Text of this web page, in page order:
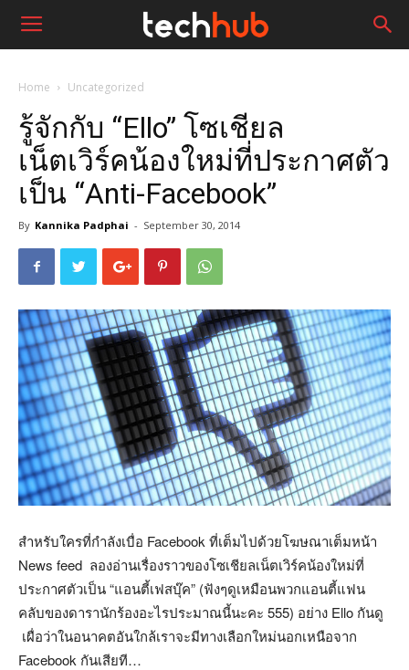
Home Uncategorized
รู้จักกับ “Ello” โซเชียล
เน็ตเวิร์คน้องใหม่ที่ประกาศตัว
เป็น “Anti-Facebook”
By Kannika Padphai - September 30, 2014
สำหรับใครที่กำลังเบื่อ Facebook ที่เต็มไปด้วยโฆษณาเต็มหน้า
News feed ลองอ่านเรื่องราวของโซเชียลเน็ตเวิร์คน้องใหม่ที่
ประกาศตัวเป็น “แอนตี้เฟสบุ๊ค” (ฟังๆดูเหมือนพวกแอนตี้แฟน
คลับของดารานักร้องอะไรประมาณนี้นะคะ 555) อย่าง Ello กันดู
เผื่อว่าในอนาคตอันใกล้เราจะมีทางเลือกใหม่นอกเหนือจาก
Facebook กันเสียที…